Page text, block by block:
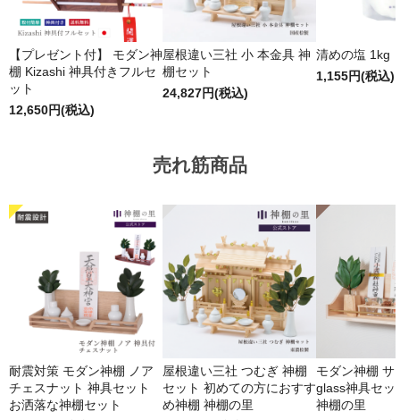
【プレゼント付】 モダン神
棚 Kizashi 神具付きフルセ
ット
12,650円(税込)
屋根違い三社 小 本金具 神
棚セット
24,827円(税込)
清めの塩 1kg
1,155円(税込)
売れ筋商品
耐震対策 モダン神棚 ノア
チェスナット 神具セット
お洒落な神棚セット
屋根違い三社 つむぎ 神棚
セット 初めての方におすす
め神棚 神棚の里
モダン神棚 サ
glass神具セッ
神棚の里